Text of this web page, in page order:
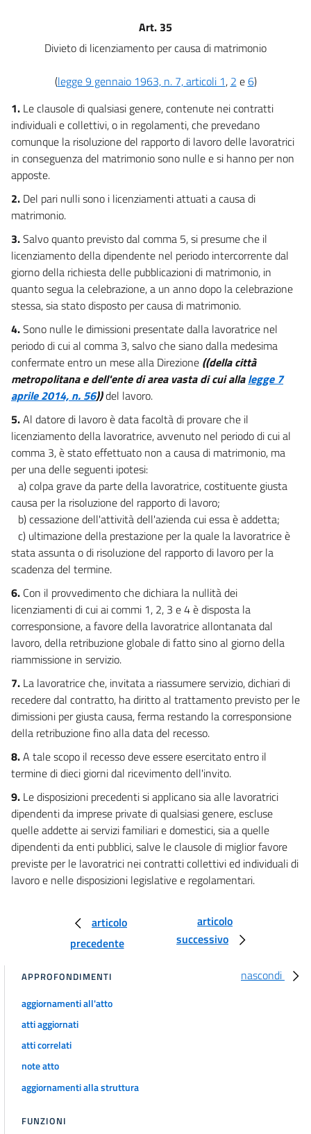
Capo IV
12
13
15
16
17
19
20
Capo V
Comitato per l'imprenditoria femminile
21
22
Libro II
PARI OPPORTUNITÀ TRA UOMO E DONNA NEI RAPPORTI ETICO-SOCIALI
RAPPORTI TRA CONIUGI
23
Titolo II
CONTRASTO ALLA VIOLENZA NELLE RELAZIONI FAMILIARI
24
Libro III
PARI OPPORTUNITÀ TRA UOMO E DONNA NEI RAPPORTI ECONOMICI
Titolo I
PARI OPPORTUNITÀ NEL LAVORO
Capo I
Nozioni di discriminazione
25
26
Capo II
Divieti di discriminazione
27
28
30
30 bis
31
32
33
34
35
35 bis
Capo III
Tutela giudiziaria
39 bis
40
41
41 bis
Promozione delle pari opportunità
43
Art. 35
Divieto di licenziamento per causa di matrimonio
(legge 9 gennaio 1963, n. 7, articoli 1, 2 e6)
1. Le clausole di qualsiasi genere, contenute nei contratti
individuali e collettivi, o in regolamenti, che prevedano
comunque la risoluzione del rapporto di lavoro delle lavoratrici
in conseguenza del matrimonio sono nulle e si hanno per non
apposte.
2. Del pari nulli sono i licenziamenti attuati a causa di
matrimonio.
3.Salvo quanto previsto dal comma 5, si presume che il
licenziamento della dipendente nel periodo intercorrente dal
giorno della richiesta delle pubblicazioni di matrimonio, in
quanto segua la celebrazione, a un anno dopo la celebrazione
stessa, sia stato disposto per causa di matrimonio.
4.Sono nulle le dimissioni presentate dalla lavoratrice nel
periodo di cui al comma 3, salvo che siano dalla medesima
confermate entro un mese alla Direzione ((della città
metropolitana e dell'ente di area vasta di cui allalegge 7
aprile 2014, n. 56))del lavoro.
5.Al datore di lavoro è data facoltà di provare che il
licenziamento della lavoratrice, avvenuto nel periodo di cui al
comma 3, è stato effettuato non a causa di matrimonio, ma
per una delle seguenti ipotesi:
a) colpa grave da parte della lavoratrice, costituente giusta
causa per la risoluzione del rapporto di lavoro;
b) cessazione dell'attività dell'azienda cui essa è addetta;
c) ultimazione della prestazione per la quale la lavoratrice è
stata assunta o di risoluzione del rapporto di lavoro per la
scadenza del termine.
6. Con il provvedimento che dichiara la nullità dei
licenziamenti di cui ai commi 1, 2, 3 e 4 è disposta la
corresponsione, a favore della lavoratrice allontanata dal
lavoro, della retribuzione globale di fatto sino al giorno della
riammissione in servizio.
7. La lavoratrice che, invitata a riassumere servizio, dichiari di
recedere dal contratto, ha diritto al trattamento previsto per le
dimissioni per giusta causa, ferma restando la corresponsione
della retribuzione fino alla data del recesso.
8.A tale scopo il recesso deve essere esercitato entro il
termine di dieci giorni dal ricevimento dell'invito.
9. Le disposizioni precedenti si applicano sia alle lavoratrici
dipendenti da imprese private di qualsiasi genere, escluse
quelle addette ai servizi familiari e domestici, sia a quelle
dipendenti da enti pubblici, salve le clausole di miglior favore
previste per le lavoratrici nei contratti collettivi ed individuali di
lavoro e nelle disposizioni legislative e regolamentari.
articolo
precedente
articolo
successivo
nascondi
APPROFONDIMENTI
aggiornamenti all'atto
atti aggiornati
atti correlati
note atto
aggiornamenti alla struttura
FUNZIONI